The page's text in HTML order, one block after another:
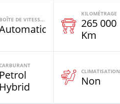
BOÎTE DE VITESSES
KILOMÉTRAGE
265 000
Km
Petrol
Hybrid
CLIMATISATION
Non